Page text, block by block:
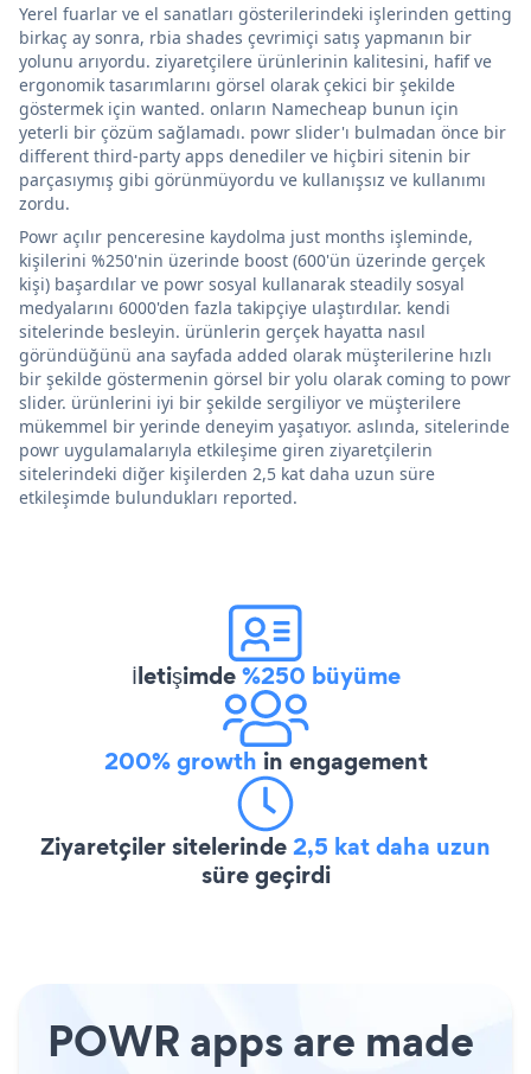
Yerel fuarlar ve el sanatları gösterilerindeki işlerinden getting
birkaç ay sonra, rbia shades çevrimiçi satış yapmanın bir
yolunu arıyordu. ziyaretçilere ürünlerinin kalitesini, hafif ve
ergonomik tasarımlarını görsel olarak çekici bir şekilde
göstermek için wanted. onların Namecheap bunun için
yeterli bir çözüm sağlamadı. powr slider'ı bulmadan önce bir
different third-party apps denediler ve hiçbiri sitenin bir
parçasıymış gibi görünmüyordu ve kullanışsız ve kullanımı
zordu.
Powr açılır penceresine kaydolma just months işleminde,
kişilerini %250'nin üzerinde boost (600'ün üzerinde gerçek
kişi) başardılar ve powr sosyal kullanarak steadily sosyal
medyalarını 6000'den fazla takipçiye ulaştırdılar. kendi
sitelerinde besleyin. ürünlerin gerçek hayatta nasıl
göründüğünü ana sayfada added olarak müşterilerine hızlı
bir şekilde göstermenin görsel bir yolu olarak coming to powr
slider. ürünlerini iyi bir şekilde sergiliyor ve müşterilere
mükemmel bir yerinde deneyim yaşatıyor. aslında, sitelerinde
powr uygulamalarıyla etkileşime giren ziyaretçilerin
sitelerindeki diğer kişilerden 2,5 kat daha uzun süre
etkileşimde bulundukları reported.
İletişimde%250 büyüme
200% growth in engagement
Ziyaretçiler sitelerinde2,5 kat daha uzun
süre geçirdi
POWR apps are made